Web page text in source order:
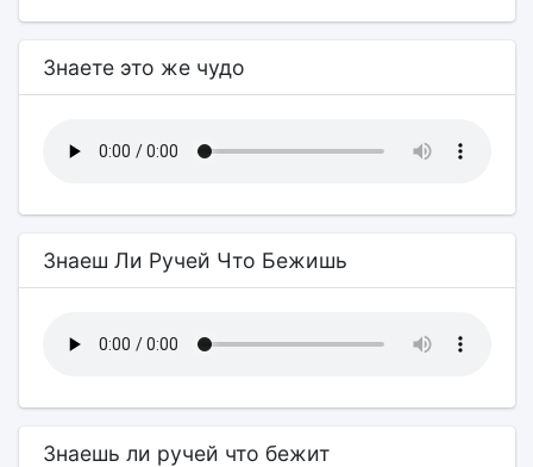
Знаете это же чудо
Знаеш Ли Ручей Что Бежишь
Знаешь ли ручей что бежит